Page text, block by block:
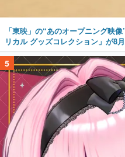
「東映」の“あのオープニング映
リカル グッズコレクション」が8
5